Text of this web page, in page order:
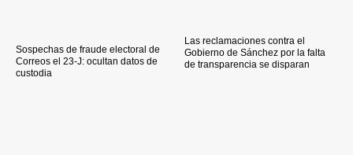
Sospechas de fraude electoral de
Correos el 23-J: ocultan datos de
custodia
Las reclamaciones contra el
Gobierno de Sánchez por la falta
de transparencia se disparan